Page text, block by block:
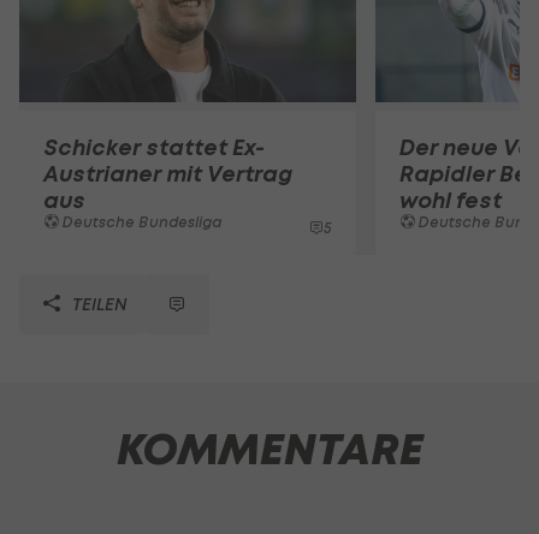
Schicker stattet Ex-
Austrianer mit Vertrag
aus
Deutsche Bundesliga 5
Der neue
Rapidler
wohl fest
Deutsche
TEILEN
KOMMENTARE